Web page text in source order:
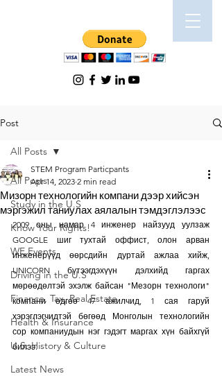
Post
All Posts
Study in the U.S
Know Your Rights!
WE Events
Driving in the U.S
Finance, Tax, Real Estate
Health & Insurance
U.S. History & Culture
Latest News
All Posts
Мизорн технологийн компани дээр хийсэн
мэргэжил таниулах аялалын тэмдэглэлээс
STEM Program Particpants
Apr 14, 2023 2 min read
2009 оны намар 4 инженер найзууд уулзаж
GOOGLE шиг тухтай оффист, олон арван
инженерүүд өөрсдийн дуртай ажлаа хийж,
UNICORN бүтээгдэхүүн дэлхийд гаргах
мөрөөдөлтэй эхэлж байсан "Мезорн технологи"
компани өдгөө 47 ажилчид, 1 сая гаруй
хэрэглэгчидтэй бөгөөд Монголын технологийн
сор компаниудын нэг гэдэгт маргах хүн байхгүй
билээ.